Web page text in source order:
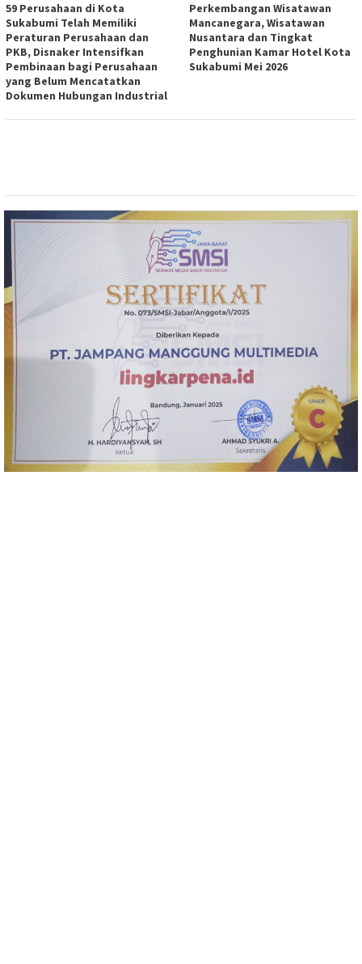
59 Perusahaan di Kota
Sukabumi Telah Memiliki
Peraturan Perusahaan dan
PKB, Disnaker Intensifkan
Pembinaan bagi Perusahaan
yang Belum Mencatatkan
Dokumen Hubungan Industrial
Perkembangan Wisatawan
Mancanegara, Wisatawan
Nusantara dan Tingkat
Penghunian Kamar Hotel Kota
Sukabumi Mei 2026